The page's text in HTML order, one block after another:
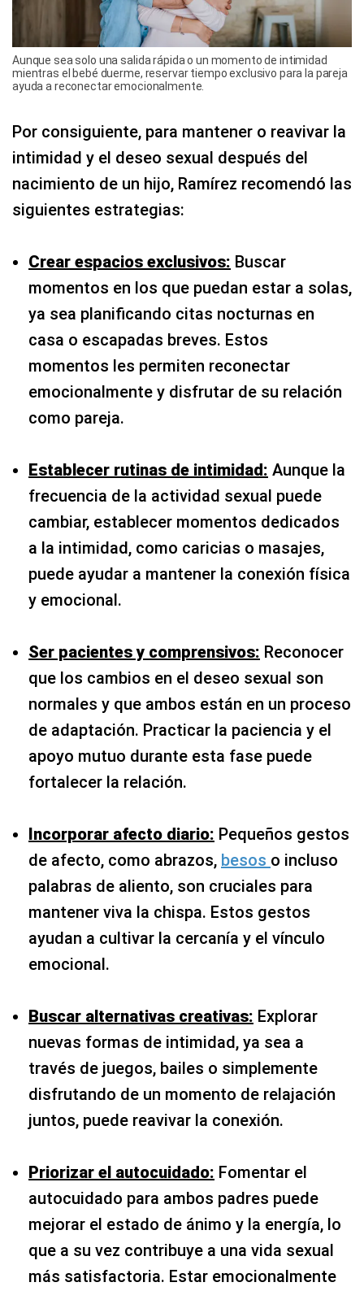
Aunque sea solo una salida rápida o un momento de intimidad
mientras el bebé duerme, reservar tiempo exclusivo para la pareja
ayuda a reconectar emocionalmente.
Por consiguiente, para mantener o reavivar la
intimidad y el deseo sexual después del
nacimiento de un hijo, Ramírez recomendó las
siguientes estrategias:
Crear espacios exclusivos: Buscar
momentos en los que puedan estar a solas,
ya sea planificando citas nocturnas en
casa o escapadas breves. Estos
momentos les permiten reconectar
emocionalmente y disfrutar de su relación
como pareja.
Establecer rutinas de intimidad: Aunque la
frecuencia de la actividad sexual puede
cambiar, establecer momentos dedicados
a la intimidad, como caricias o masajes,
puede ayudar a mantener la conexión física
y emocional.
Ser pacientes y comprensivos: Reconocer
que los cambios en el deseo sexual son
normales y que ambos están en un proceso
de adaptación. Practicar la paciencia y el
apoyo mutuo durante esta fase puede
fortalecer la relación.
Incorporar afecto diario: Pequeños gestos
de afecto, como abrazos, besos o incluso
palabras de aliento, son cruciales para
mantener viva la chispa. Estos gestos
ayudan a cultivar la cercanía y el vínculo
emocional.
Buscar alternativas creativas: Explorar
nuevas formas de intimidad, ya sea a
través de juegos, bailes o simplemente
disfrutando de un momento de relajación
juntos, puede reavivar la conexión.
Priorizar el autocuidado: Fomentar el
autocuidado para ambos padres puede
mejorar el estado de ánimo y la energía, lo
que a su vez contribuye a una vida sexual
más satisfactoria. Estar emocionalmente